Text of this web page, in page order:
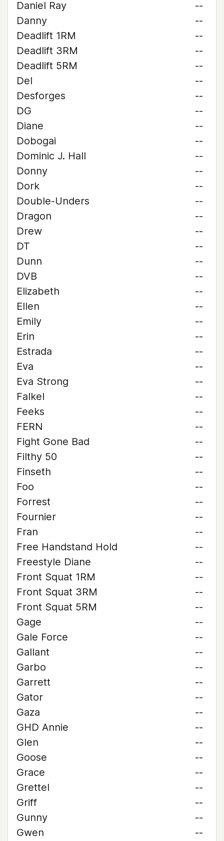
Daniel Ray
--
Danny
--
Deadlift 1RM
--
Deadlift 3RM
--
Deadlift 5RM
--
Del
--
Desforges
--
DG
--
Diane
--
Dobogai
--
Dominic J. Hall
--
Donny
--
Dork
--
Double-Unders
--
Dragon
--
Drew
--
DT
--
Dunn
--
DVB
--
Elizabeth
--
Ellen
--
Emily
--
Erin
--
Estrada
--
Eva
--
Eva Strong
--
Falkel
--
Feeks
--
FERN
--
Fight Gone Bad
--
Filthy 50
--
Finseth
--
Foo
--
Forrest
--
Fournier
--
Fran
--
Free Handstand Hold
--
Freestyle Diane
--
Front Squat 1RM
--
Front Squat 3RM
--
Front Squat 5RM
--
Gage
--
Gale Force
--
Gallant
--
Garbo
--
Garrett
--
Gator
--
Gaza
--
GHD Annie
--
Glen
--
Goose
--
Grace
--
Grettel
--
Griff
--
Gunny
--
Gwen
--